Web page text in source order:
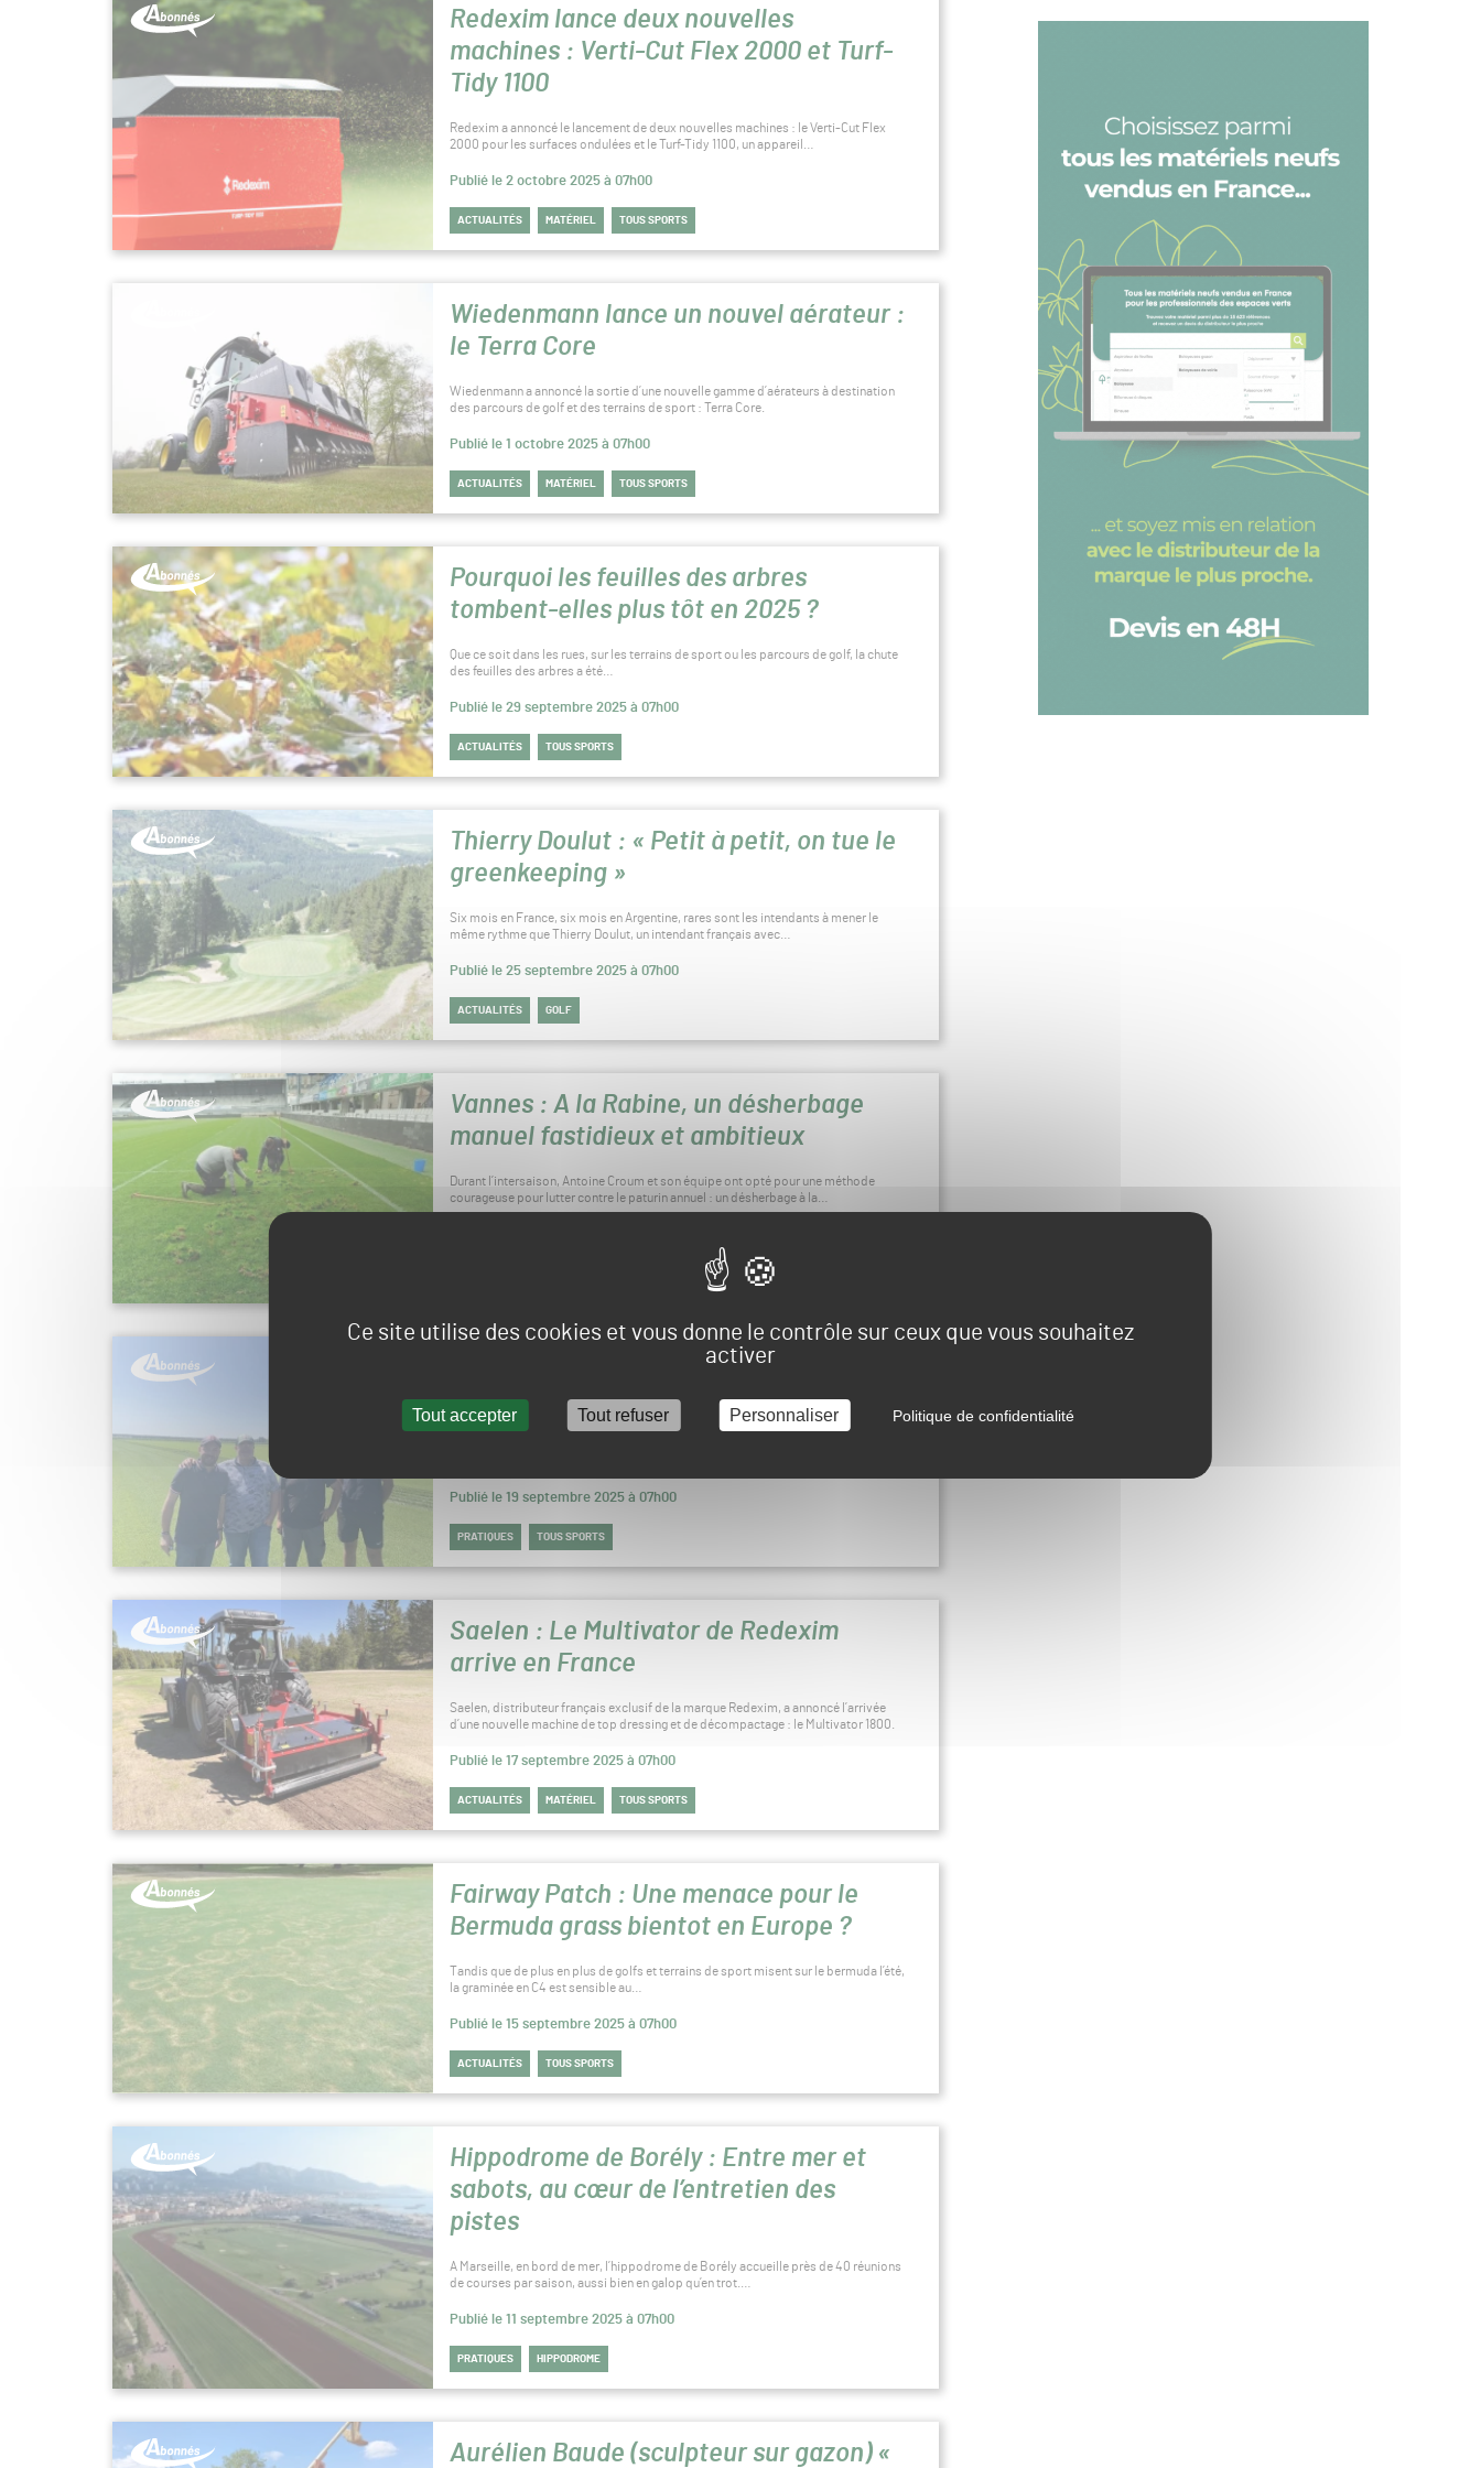
Ce site utilise des cookies et vous donne le contrôle sur ceux que vous souhaitez
activer
Tout accepter Tout refuser Personnaliser Politique de confidentialité
Abonnés
Redexim lance deux nouvelles
machines : Verti-Cut Flex 2000 et Turf-
Tidy 1100
Redexim a annoncé le lancement de deux nouvelles machines : le Verti-Cut Flex
2000 pour les surfaces ondulées et le Turf-Tidy 1100, un appareil…
Publié le 2 octobre 2025 à 07h00
ACTUALITÉS MATÉRIEL TOUS SPORTS
Wiedenmann lance un nouvel aérateur :
le Terra Core
Wiedenmann a annoncé la sortie d’une nouvelle gamme d’aérateurs à destination
des parcours de golf et des terrains de sport : Terra Core.
Publié le 1 octobre 2025 à 07h00
ACTUALITÉS MATÉRIEL TOUS SPORTS
Pourquoi les feuilles des arbres
tombent-elles plus tôt en 2025 ?
Que ce soit dans les rues, sur les terrains de sport ou les parcours de golf, la chute
des feuilles des arbres a été…
Publié le 29 septembre 2025 à 07h00
ACTUALITÉS TOUS SPORTS
Thierry Doulut : « Petit à petit, on tue le
greenkeeping »
Six mois en France, six mois en Argentine, rares sont les intendants à mener le
même rythme que Thierry Doulut, un intendant français avec…
Publié le 25 septembre 2025 à 07h00
ACTUALITÉS GOLF
Vannes : A la Rabine, un désherbage
manuel fastidieux et ambitieux
Durant l’intersaison, Antoine Croum et son équipe ont opté pour une méthode
courageuse pour lutter contre le paturin annuel : un désherbage à la…
En pratique : la culture du gazon de
placage chez Covergarden
Publié le 19 septembre 2025 à 07h00
PRATIQUES TOUS SPORTS
Saelen : Le Multivator de Redexim
arrive en France
Saelen, distributeur français exclusif de la marque Redexim, a annoncé l’arrivée
d’une nouvelle machine de top dressing et de décompactage : le Multivator 1800.
Publié le 17 septembre 2025 à 07h00
ACTUALITÉS MATÉRIEL TOUS SPORTS
Fairway Patch : Une menace pour le
Bermuda grass bientot en Europe ?
Tandis que de plus en plus de golfs et terrains de sport misent sur le bermuda l’été,
la graminée en C4 est sensible au…
Publié le 15 septembre 2025 à 07h00
ACTUALITÉS TOUS SPORTS
Hippodrome de Borély : Entre mer et
sabots, au cœur de l’entretien des
pistes
A Marseille, en bord de mer, l’hippodrome de Borély accueille près de 40 réunions
de courses par saison, aussi bien en galop qu’en trot.…
Publié le 11 septembre 2025 à 07h00
PRATIQUES HIPPODROME
Aurélien Baude (sculpteur sur gazon) «